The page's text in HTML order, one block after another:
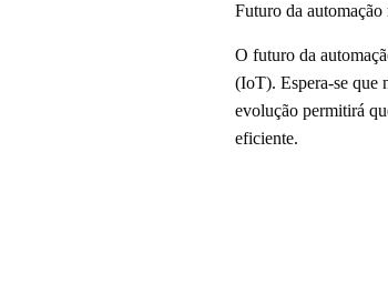
Futuro da automação
O futuro da
(IoT). Espera-se que
evolução permitirá
eficiente.